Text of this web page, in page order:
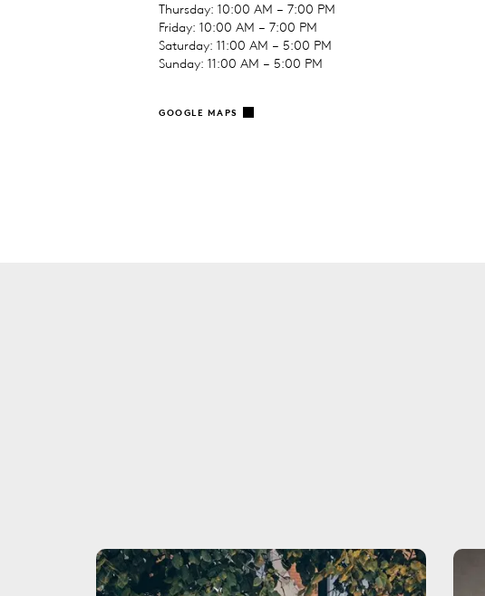
Thursday: 10:00 AM – 7:00 PM
Friday: 10:00 AM – 7:00 PM
Saturday: 11:00 AM – 5:00 PM
Sunday: 11:00 AM – 5:00 PM
GOOGLE MAPS